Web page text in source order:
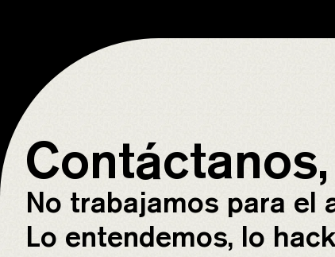
No trabajamos para el
Lo entendemos, lo